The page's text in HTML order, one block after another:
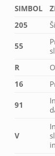
SIMBOL
205
55
R
16
91
V